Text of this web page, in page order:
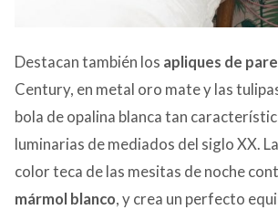
Destacan también los apliques de
Century, en metal oro mate y las
bola de opalina blanca tan
luminarias de mediados del siglo XX. La
color teca de las mesitas de noche
mármol blanco, y crea un perfecto